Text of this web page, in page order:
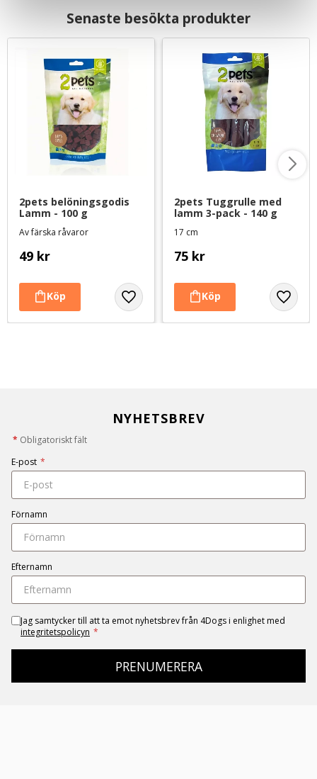
Senaste besökta produkter
2pets belöningsgodis
Lamm - 100 g
Av färska råvaror
49 kr
2pets Tuggrulle med
lamm 3-pack - 140 g
17 cm
75 kr
NYHETSBREV
* Obligatoriskt fält
E-post *
Förnamn
Efternamn
Jag samtycker till att ta emot nyhetsbrev från 4Dogs i enlighet med
integritetspolicyn *
PRENUMERERA